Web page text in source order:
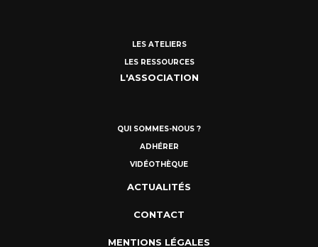
LES ATELIERS
LES RESSOURCES
L'ASSOCIATION
QUI SOMMES-NOUS ?
ADHÉRER
VIDÉOTHÈQUE
ACTUALITÉS
CONTACT
MENTIONS LÉGALES